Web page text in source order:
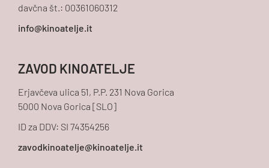
davčna št.: 00361060312
ZAVOD KINOATELJE
Erjavčeva ulica 51, P.P. 231 Nova Gorica
5000 Nova Gorica [SLO]
ID za DDV: SI 74354256